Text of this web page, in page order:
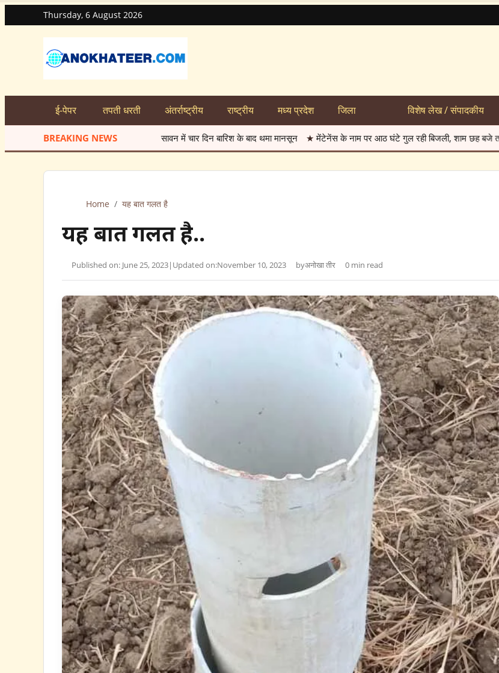
Thursday, 6 August 2026
ई-पेपर तपती धरती अंतर्राष्ट्रीय राष्ट्रीय मध्य प्रदेश जिला विशेष लेख / संपादकीय
BREAKING NEWSसावन में चार दिन बारिश के बाद थमा मानसून ★ मेंटेनेंस के नाम पर आठ घंटे गुल रही बिजली, शाम छह बजे तक नहीं लौटी सप्लाई
Home / यह बात गलत है
यह बात गलत है..
Published on: June 25, 2023| Updated on:November 10, 2023 byअनोखा तीर 0 min read